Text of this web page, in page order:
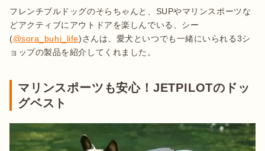
フレンチブルドッグのそらちゃんと、SUPやマリンスポーツな
どアクティブにアウトドアを楽しんでいる、シー
(@sora_buhi_life)さんは、愛犬といつでも一緒にいられる3シ
ョップの製品を紹介してくれました。
マリンスポーツも安心！JETPILOTのドッ
グベスト